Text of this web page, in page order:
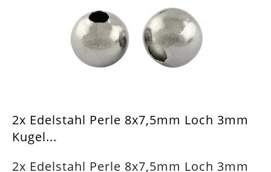
2x Edelstahl Perle 8x7,5mm Loch 3mm
Kugel...
2x Edelstahl Perle 8x7,5mm Loch 3mm